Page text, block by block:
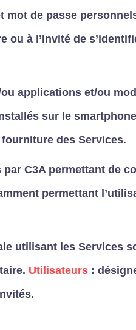
mot de passe
à l’Invité de
applications et/ou
sur le
des Services.
C3A permettant de
permettant
utilisant les Services
Utilisateurs :